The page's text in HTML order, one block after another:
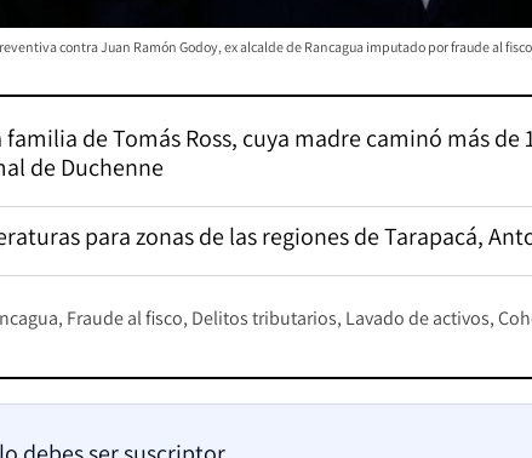
contra Juan Ramón Godoy, ex alcalde de Rancagua imputado por fraude al
de Tomás Ross, cuya madre caminó más
de Duchenne
para zonas de las regiones de Tarapacá,
Fraude al fisco Delitos tributarios Lavado de activos